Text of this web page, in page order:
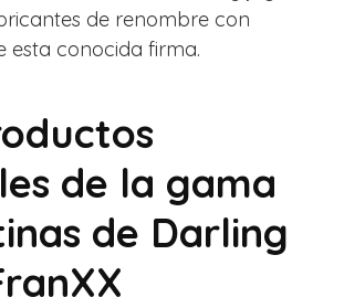
de renombre con
esta conocida firma.
de la gama
de Darling